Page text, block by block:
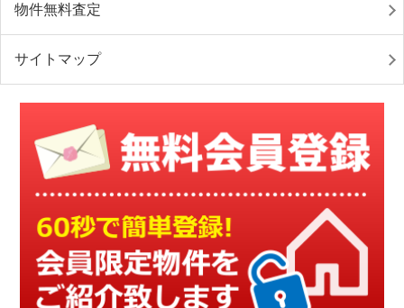
物件無料査定
サイトマップ